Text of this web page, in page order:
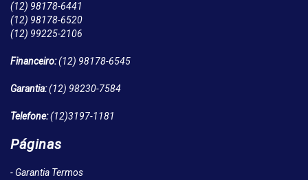
(12) 98178-6441
(12) 98178-6520
(12) 99225-2106
Financeiro:(12) 98178-6545
Garantia:(12) 98230-7584
Telefone:(12)3197-1181
Páginas
- Garantia Termos